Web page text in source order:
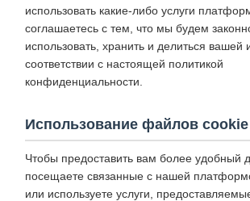
использовать какие-либо услуги
соглашаетесь с тем, что мы будем
использовать, хранить и делиться
соответствии с настоящей политикой
конфиденциальности.
Использование файлов cookie
Чтобы предоставить вам более удобный
посещаете связанные с нашей
или используете услуги,